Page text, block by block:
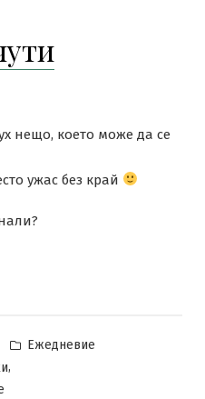
нещо, което може да се
ужас без край
Posted
Ежедневие
,